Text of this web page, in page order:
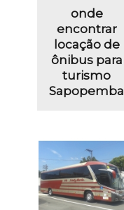
onde
encontrar
locação de
ônibus para
turismo
Sapopemba